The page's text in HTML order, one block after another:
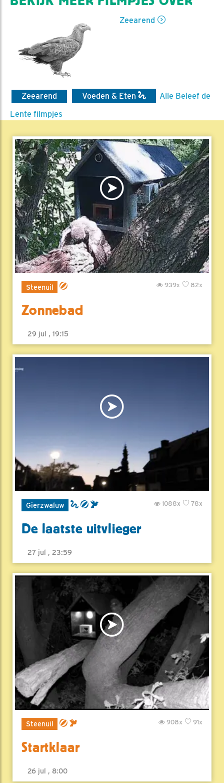
Zeearend
Zeearend Voeden & Eten
Alle Beleef de
Lente filmpjes
Steenuil 82x
939x
Zonnebad
29 jul , 19:15
Gierzwaluw 78x
1088x
De laatste uitvlieger
27 jul , 23:59
Steenuil 91x
908x
Startklaar
26 jul , 8:00